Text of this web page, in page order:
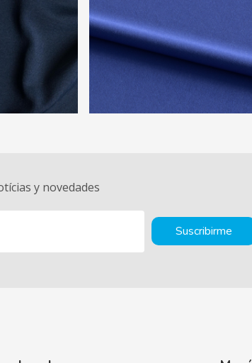
y novedades
Suscribirme